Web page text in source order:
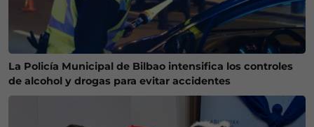
La Policía Municipal de Bilbao intensifica los controles
de alcohol y drogas para evitar accidentes